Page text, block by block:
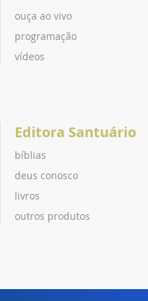
ouça ao vivo
programação
vídeos
Editora Santuário
bíblias
deus conosco
livros
outros produtos